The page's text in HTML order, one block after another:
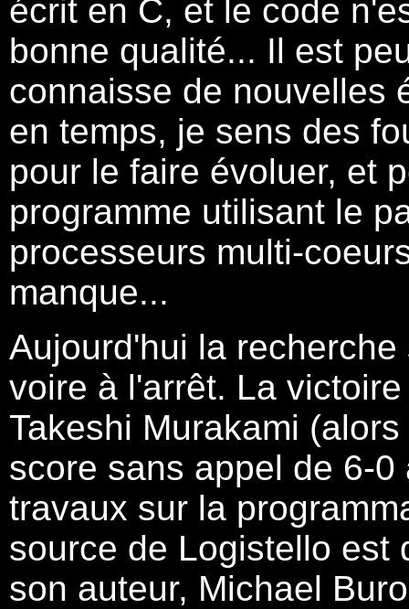
écrit en C, et le code
bonne qualité... Il est
connaisse de nouvelles
en temps, je sens des
pour le faire évoluer, et
programme utilisant le
processeurs multi-
manque...
Aujourd'hui la
voire à l'arrêt. La
Takeshi Murakami
score sans appel de 6-
travaux sur la
source de Logistello est
son auteur, Michael